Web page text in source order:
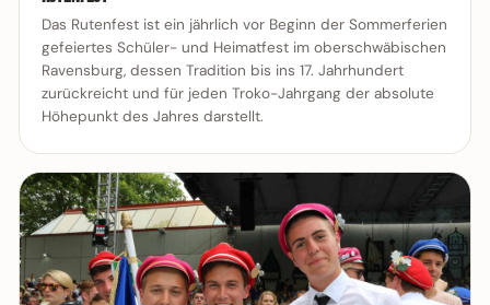
Das Rutenfest ist ein jährlich vor Beginn der Sommerferien
gefeiertes Schüler- und Heimatfest im oberschwäbischen
Ravensburg, dessen Tradition bis ins 17. Jahrhundert
zurückreicht und für jeden Troko-Jahrgang der absolute
Höhepunkt des Jahres darstellt.